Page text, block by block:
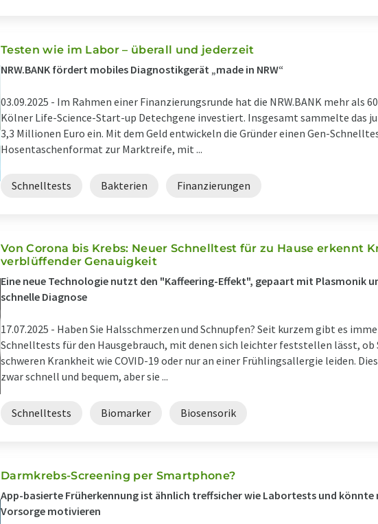
Testen wie im Labor – überall und jederzeit
NRW.BANK fördert mobiles Diagnostikgerät „made in NRW“
03.09.2025 - Im Rahmen einer Finanzierungsrunde hat die NRW.BANK mehr als
Kölner Life-Science-Start-up Detechgene investiert. Insgesamt sammelte das
3,3 Millionen Euro ein. Mit dem Geld entwickeln die Gründer einen Gen-
Hosentaschenformat zur Marktreife, mit ...
Schnelltests Bakterien Finanzierungen
Von Corona bis Krebs: Neuer Schnelltest für zu Hause erkennt
verblüffender Genauigkeit
Eine neue Technologie nutzt den "Kaffeering-Effekt", gepaart mit Plasmonik
schnelle Diagnose
17.07.2025 - Haben Sie Halsschmerzen und Schnupfen? Seit kurzem gibt es
Schnelltests für den Hausgebrauch, mit denen sich leichter feststellen lässt, ob
schweren Krankheit wie COVID-19 oder nur an einer Frühlingsallergie leiden.
zwar schnell und bequem, aber sie ...
Schnelltests Biomarker Biosensorik
Darmkrebs-Screening per Smartphone?
App-basierte Früherkennung ist ähnlich treffsicher wie Labortests und könnte
Vorsorge motivieren